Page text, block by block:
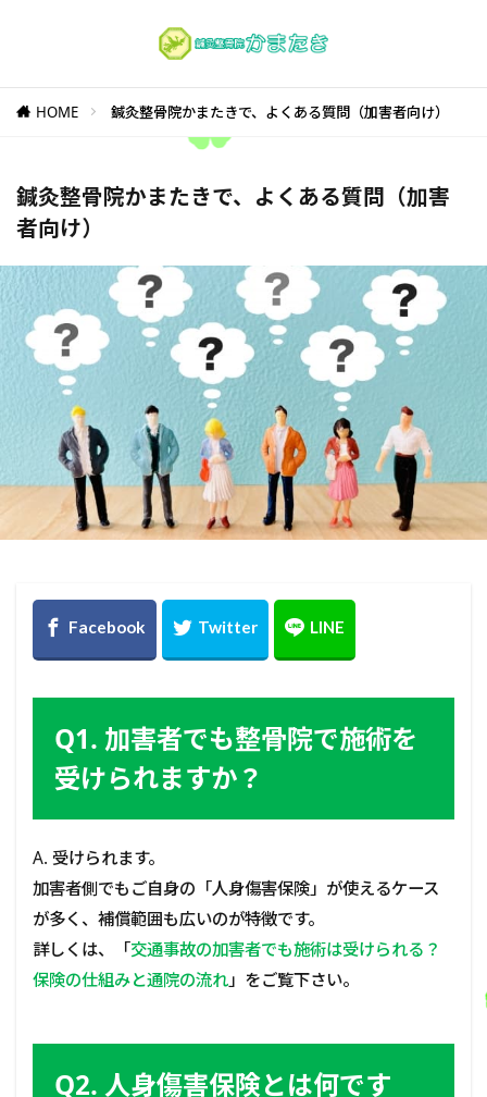
HOME 鍼灸整骨院かまたきで、よくある質問（加害者向け）
鍼灸整骨院かまたきで、よくある質問（加害
者向け）
Q1. 加害者でも整骨院で施術を
受けられますか？
A. 受けられます。
加害者側でもご自身の「人身傷害保険」が使えるケース
が多く、補償範囲も広いのが特徴です。
詳しくは、「交通事故の加害者でも施術は受けられる？
保険の仕組みと通院の流れ」をご覧下さい。
Q2. 人身傷害保険とは何です